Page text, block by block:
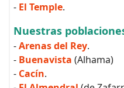
- El Temple.
Nuestras
-Arenas del Rey.
- Buenavista (Alhama)
- Cacín.